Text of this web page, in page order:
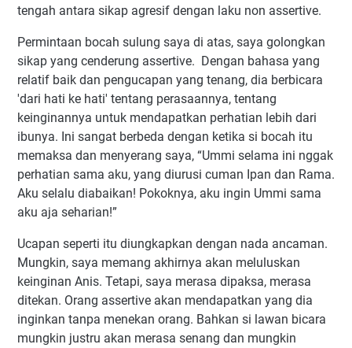
tengah antara sikap agresif dengan laku non assertive.
Permintaan bocah sulung saya di atas, saya golongkan
sikap yang cenderung assertive. Dengan bahasa yang
relatif baik dan pengucapan yang tenang, dia berbicara
'dari hati ke hati' tentang perasaannya, tentang
keinginannya untuk mendapatkan perhatian lebih dari
ibunya. Ini sangat berbeda dengan ketika si bocah itu
memaksa dan menyerang saya, “Ummi selama ini nggak
perhatian sama aku, yang diurusi cuman Ipan dan Rama.
Aku selalu diabaikan! Pokoknya, aku ingin Ummi sama
aku aja seharian!”
Ucapan seperti itu diungkapkan dengan nada ancaman.
Mungkin, saya memang akhirnya akan meluluskan
keinginan Anis. Tetapi, saya merasa dipaksa, merasa
ditekan. Orang assertive akan mendapatkan yang dia
inginkan tanpa menekan orang. Bahkan si lawan bicara
mungkin justru akan merasa senang dan mungkin